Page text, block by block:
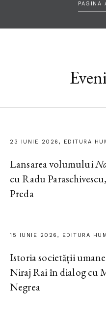
PAGINA
23 IUNIE 2026, EDITURA
Lansarea volumului
cu Radu
Preda
15 IUNIE 2026, EDITURA
Istoria societății
Niraj Rai în dialog cu
Negrea